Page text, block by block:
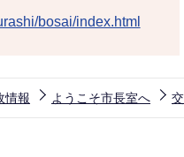
bosai/index.html
情報 ようこそ市長室へ